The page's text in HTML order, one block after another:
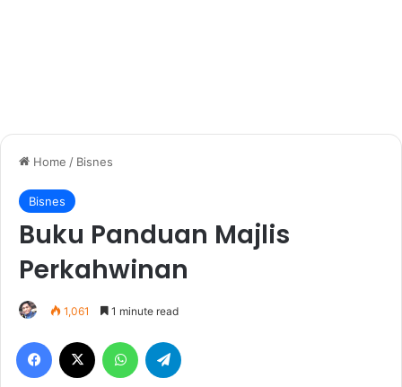
Home / Bisnes
Bisnes
Buku Panduan Majlis
Perkahwinan
1,061 1 minute read
Facebook WhatsApp